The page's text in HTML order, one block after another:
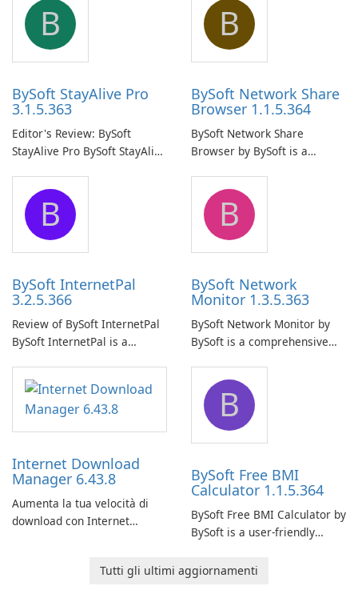
B
BySoft StayAlive Pro
3.1.5.363
Editor's Review: BySoft
StayAlive Pro BySoft StayAlive
application designed to
ensure the continuous and
uninterrupted operation of
your computer system.
B
BySoft Network Share
Browser 1.1.5.364
BySoft Network Share
Browser by BySoft is a
application that allows users
to easily browse and manage
shared folders on their
network.
B
BySoft InternetPal
3.2.5.366
Review of BySoft InternetPal
BySoft InternetPal is a
application designed to
monitor your internet
connection and provide real-
time insights into its
B
BySoft Network
Monitor 1.3.5.363
BySoft Network Monitor by
BySoft is a comprehensive
designed to help businesses
effectively manage their
network infrastructure.
Internet Download
Manager 6.43.8
Aumenta la tua velocità di
download con Internet
B
BySoft Free BMI
Calculator 1.1.5.364
BySoft Free BMI Calculator by
BySoft is a user-friendly
designed to help you
Tutti gli ultimi aggiornamenti